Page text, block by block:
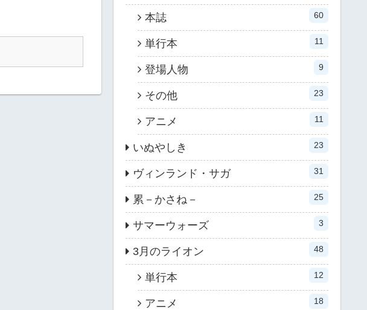
本誌 60
単行本 11
登場人物 9
その他 23
アニメ 11
いぬやしき 23
ヴィンランド・サガ 31
累－かさね－ 25
サマーウォーズ 3
3月のライオン 48
単行本 12
アニメ 18